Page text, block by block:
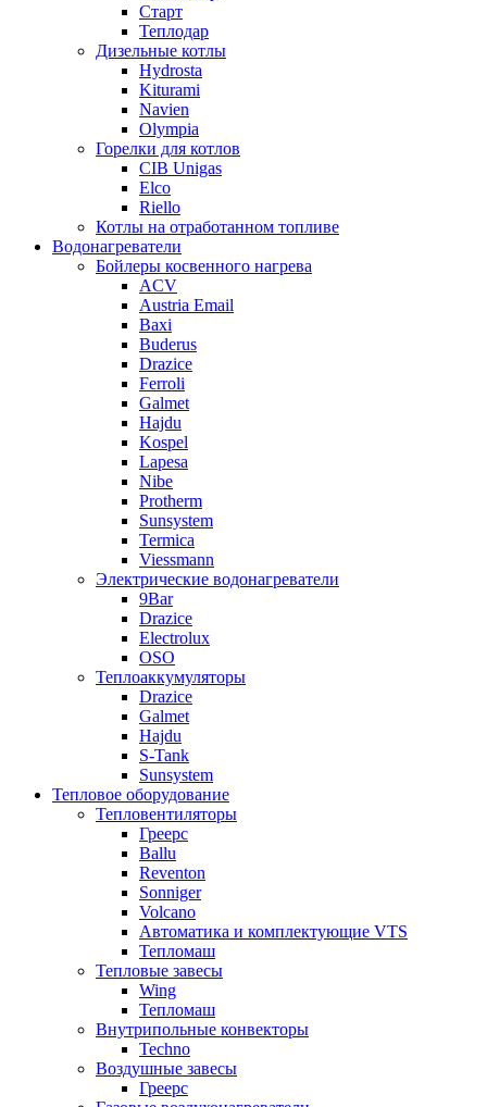
Старт
Теплодар
Дизельные котлы
Hydrosta
Kiturami
Navien
Olympia
Горелки для котлов
CIB Unigas
Elco
Riello
Котлы на отработанном топливе
Водонагреватели
Бойлеры косвенного нагрева
ACV
Austria Email
Baxi
Buderus
Drazice
Ferroli
Galmet
Hajdu
Kospel
Lapesa
Nibe
Protherm
Sunsystem
Termica
Viessmann
Электрические водонагреватели
9Bar
Drazice
Electrolux
OSO
Теплоаккумуляторы
Drazice
Galmet
Hajdu
S-Tank
Sunsystem
Тепловое оборудование
Тепловентиляторы
Греерс
Ballu
Reventon
Sonniger
Volcano
Автоматика и комплектующие VTS
Тепломаш
Тепловые завесы
Wing
Тепломаш
Внутрипольные конвекторы
Techno
Воздушные завесы
Греерс